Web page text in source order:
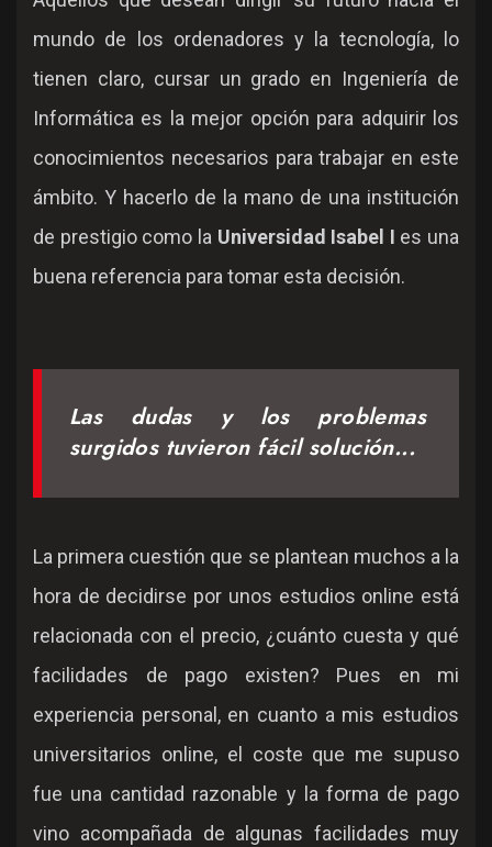
mundo de los ordenadores y la tecnología, lo
tienen claro, cursar un grado en Ingeniería de
Informática es la mejor opción para adquirir los
conocimientos necesarios para trabajar en este
ámbito. Y hacerlo de la mano de una institución
de prestigio como la Universidad Isabel I es una
buena referencia para tomar esta decisión.
Las dudas y los problemas
surgidos tuvieron fácil solución...
La primera cuestión que se plantean muchos a la
hora de decidirse por unos estudios online está
relacionada con el precio, ¿cuánto cuesta y qué
facilidades de pago existen? Pues en mi
experiencia personal, en cuanto a mis estudios
universitarios online, el coste que me supuso
fue una cantidad razonable y la forma de pago
vino acompañada de algunas facilidades muy